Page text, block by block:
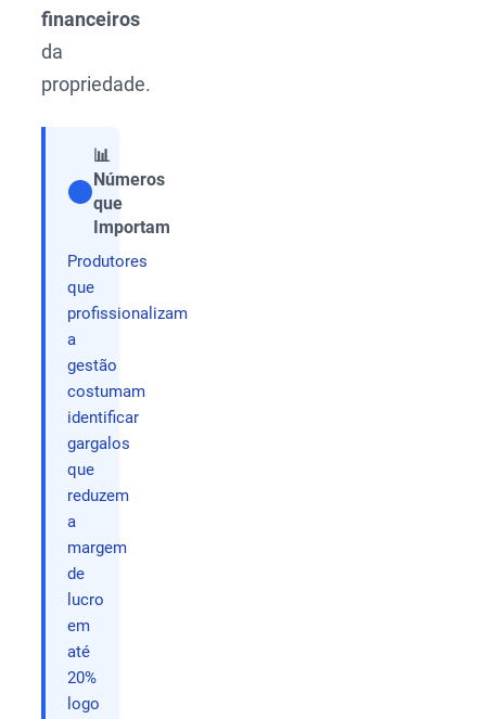
financeiros
da
propriedade.
📊
Números
que
Importam
Produtores
que
profissionalizam
a
gestão
costumam
identificar
gargalos
que
reduzem
a
margem
de
lucro
em
até
20%
logo